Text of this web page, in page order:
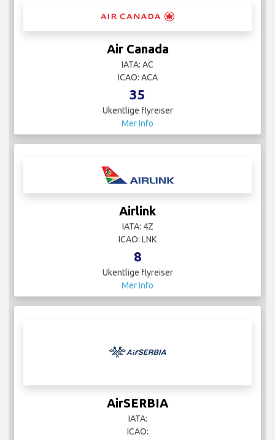
Air Canada
IATA: AC
ICAO: ACA
35
Ukentlige flyreiser
Mer Info
Airlink
IATA: 4Z
ICAO: LNK
8
Ukentlige flyreiser
Mer Info
AirSERBIA
IATA:
ICAO: